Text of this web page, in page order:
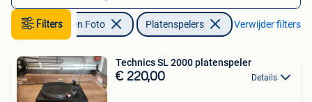
Filters
Audio, Tv en Foto Platenspelers Verwijder filters
Technics SL 2000 platenspeler
€ 220,00 Details